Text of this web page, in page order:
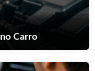
Carro